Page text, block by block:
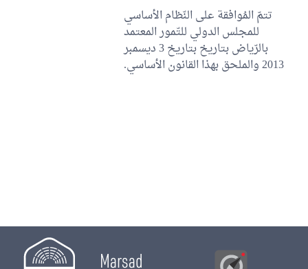
تتمّ المُوافقة على النّظام الأساسي
للمجلس الدولي للتّمور المعتمد
بالرّياض بتاريخ بتاريخ 3 ديسمبر
2013 والملحق بهذا القانون الأساسي.
Marsad